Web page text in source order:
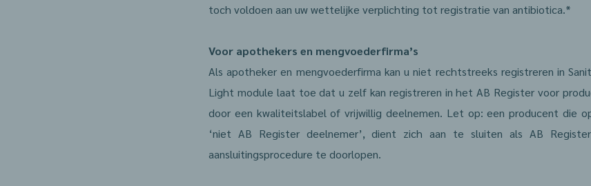
toch voldoen aan uw wettelijke verplichting tot registratie van antibiotica.*
Voor apothekers en mengvoederfirma’s
Als apotheker en mengvoederfirma kan u niet rechtstreeks registreren in
Light module laat toe dat u zelf kan registreren in het AB Register voor
door een kwaliteitslabel of vrijwillig deelnemen. Let op: een producent die
‘niet AB Register deelnemer’, dient zich aan te sluiten als AB
aansluitingsprocedure te doorlopen.